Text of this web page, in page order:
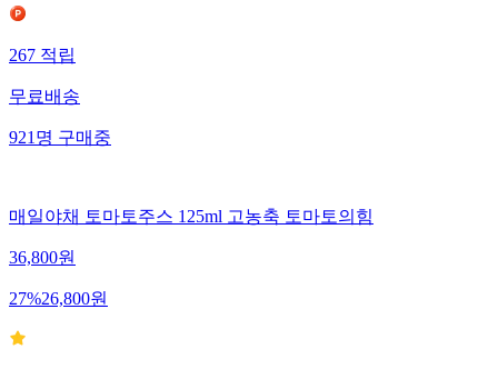
267적립
무료배송
921명구매중
매일야채 토마토주스 125ml 고농축 토마토의힘
36,800원
27%26,800원